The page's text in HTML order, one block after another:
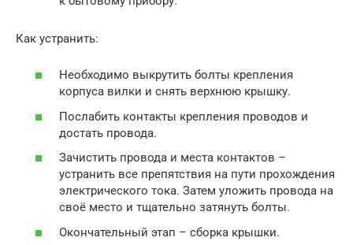
Как устранить:
Необходимо выкрутить болты крепления
корпуса вилки и снять верхнюю крышку.
Послабить контакты крепления проводов и
достать провода.
Зачистить провода и места контактов –
устранить все препятствия на пути прохождения
электрического тока. Затем уложить провода на
своё место и тщательно затянуть болты.
Окончательный этап – сборка крышки.